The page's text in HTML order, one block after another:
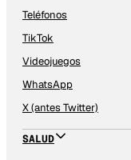
Teléfonos
TikTok
Videojuegos
WhatsApp
X (antes Twitter)
SALUD